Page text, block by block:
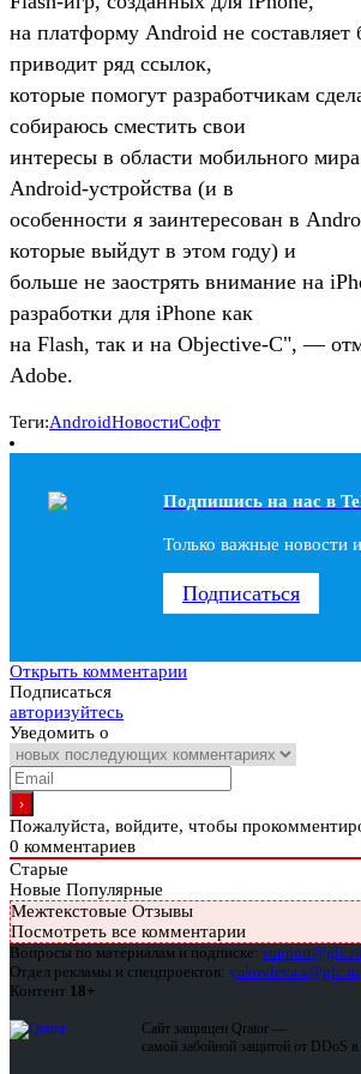
на платформу Android не составляет
приводит ряд ссылок,
которые помогут разработчикам
собираюсь сместить свои
интересы в области мобильного
Android-устройства (и в
особенности я заинтересован в
которые выйдут в этом году) и
больше не заострять внимание на
разработки для iPhone как
на Flash, так и на Objective-C", —
Adobe.
Теги:AndroidНовостиСофт
Подпишись на наc в
Только важные новости
Подписаться
Открыть комментарии
Подписаться
авторизуйтесь
Уведомить о
Пожалуйста, войдите, чтобы
0 комментариев
Старые
Новые Популярные
Межтекстовые Отзывы
Посмотреть все комментарии
Вопросы по материалам и подписке: support@glc.ru
Отдел рекламы и спецпроектов: yakovleva.a@glc.ru
Контент 18+
Сайт защищен Qrator —
самой забойной защитой от DDoS